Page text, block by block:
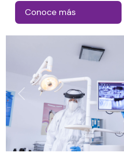
Conoce más
Previous